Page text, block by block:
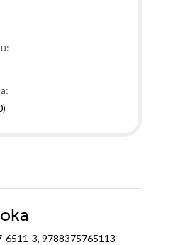
)
6511-3, 9788375765113